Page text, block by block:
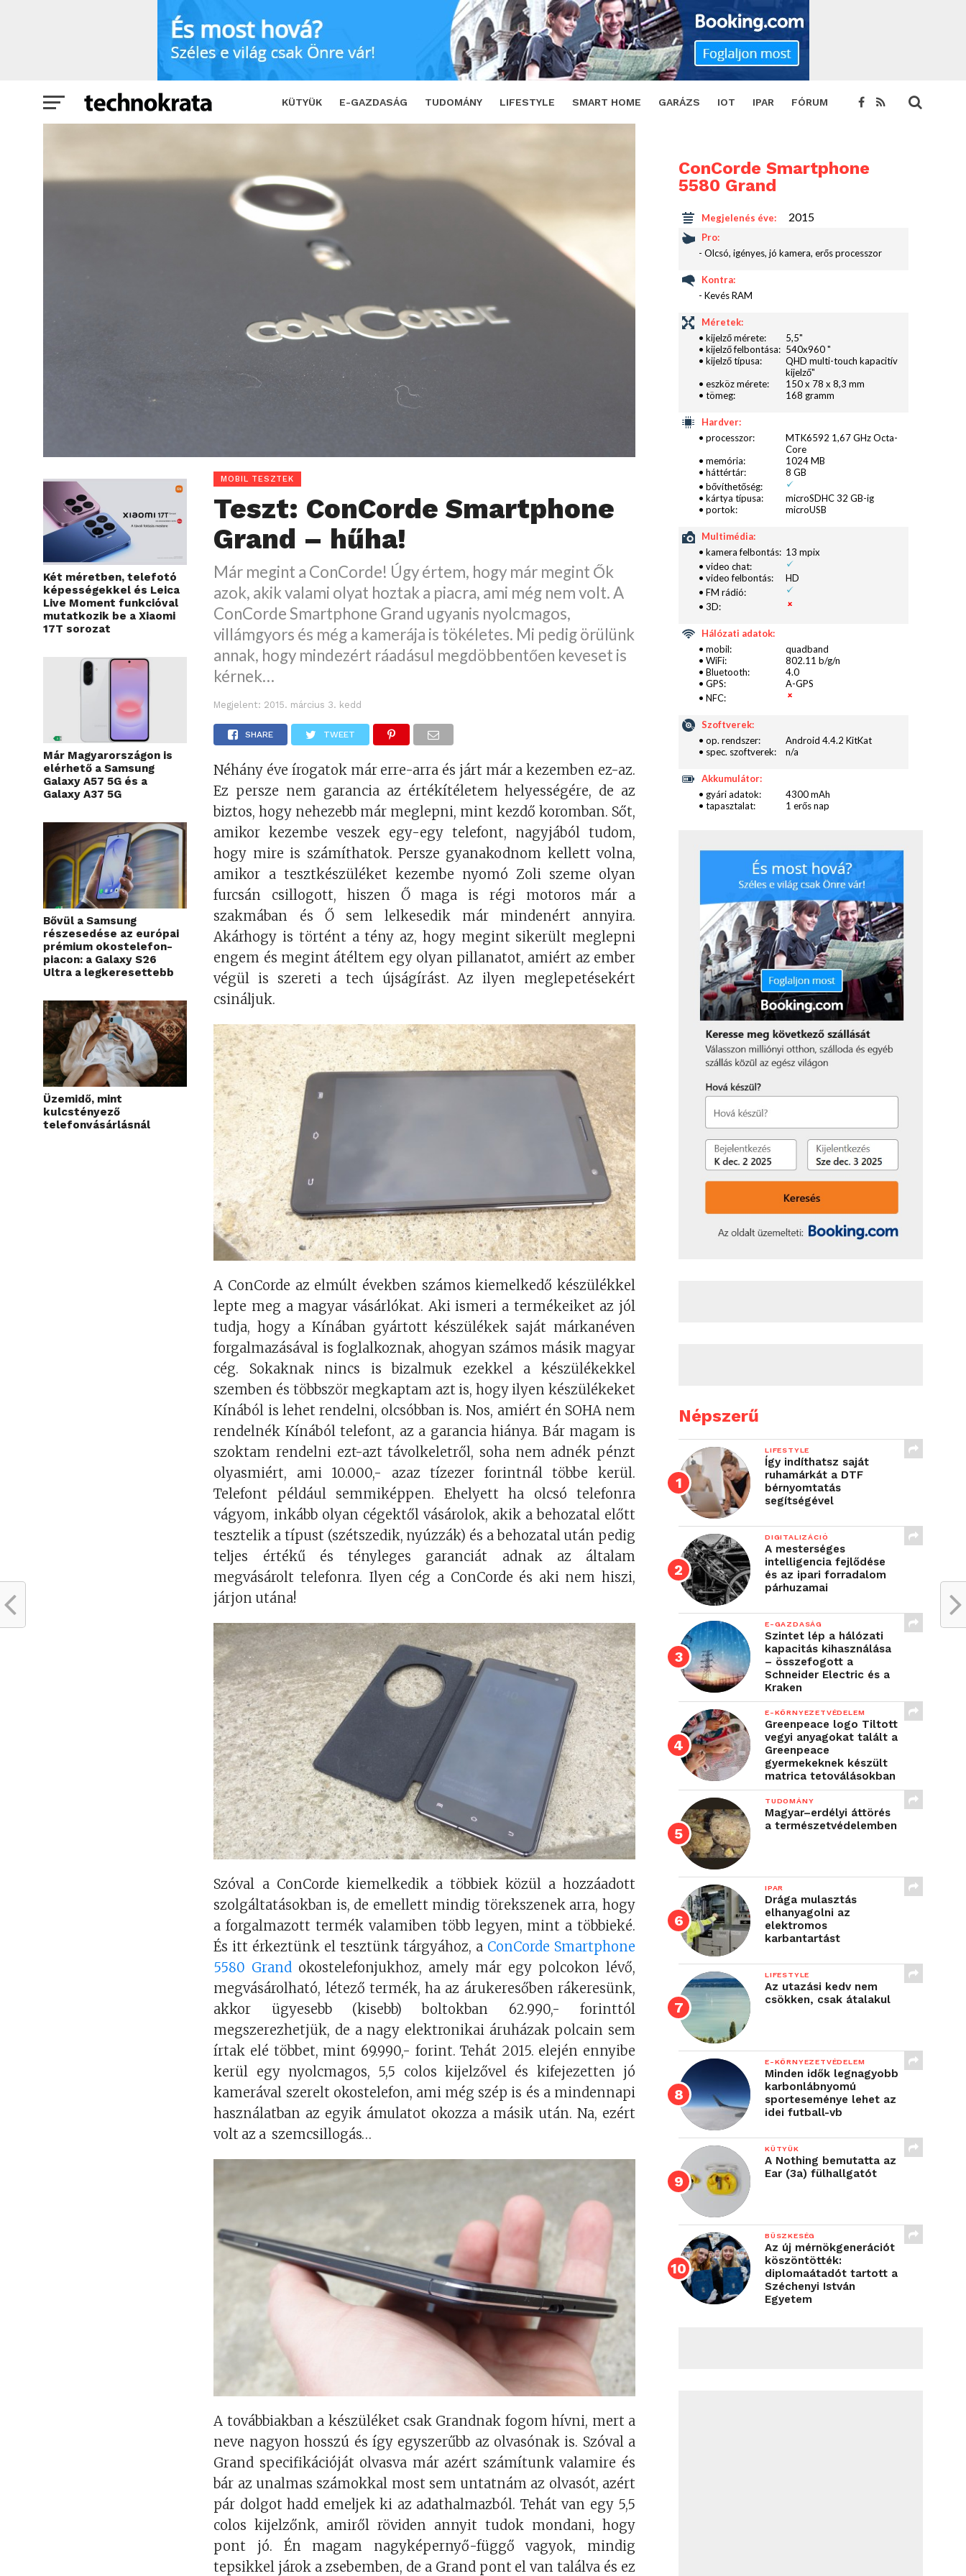
KÜTYÜK E-GAZDASÁG TUDOMÁNY LIFESTYLE SMART HOME GARÁZS IOT IPAR FÓRUM
Teszt: ConCorde Smartphone Grand – hűha! TWEET
Két méretben, telefotó
képességekkel és Leica
Live Moment funkcióval
mutatkozik be a Xiaomi
17T sorozat
Már Magyarországon is
elérhető a Samsung
Galaxy A57 5G és a
Galaxy A37 5G
Bővül a Samsung
részesedése az európai
prémium okostelefon-
piacon: a Galaxy S26
Ultra a legkeresettebb
Üzemidő, mint
kulcstényező
telefonvásárlásnál
MOBIL TESZTEK
Teszt: ConCorde Smartphone
Grand – hűha!
Már megint a ConCorde! Úgy értem, hogy már megint Ők
azok, akik valami olyat hoztak a piacra, ami még nem volt. A
ConCorde Smartphone Grand ugyanis nyolcmagos,
villámgyors és még a kamerája is tökéletes. Mi pedig örülünk
annak, hogy mindezért ráadásul megdöbbentően keveset is
kérnek…
Megjelent: 2015. március 3. kedd
SHARE TWEET
Néhány éve írogatok már erre-arra és járt már a kezemben ez-az.
Ez persze nem garancia az értékítéletem helyességére, de az
biztos, hogy nehezebb már meglepni, mint kezdő koromban. Sőt,
amikor kezembe veszek egy-egy telefont, nagyjából tudom,
hogy mire is számíthatok. Persze gyanakodnom kellett volna,
amikor a tesztkészüléket kezembe nyomó Zoli szeme olyan
furcsán csillogott, hiszen Ő maga is régi motoros már a
szakmában és Ő sem lelkesedik már mindenért annyira.
Akárhogy is történt a tény az, hogy megint sikerült meglepni
engem és megint átéltem egy olyan pillanatot, amiért az ember
végül is szereti a tech újságírást. Az ilyen meglepetésekért
csináljuk.
A ConCorde az elmúlt években számos kiemelkedő készülékkel
lepte meg a magyar vásárlókat. Aki ismeri a termékeiket az jól
tudja, hogy a Kínában gyártott készülékek saját márkanéven
forgalmazásával is foglalkoznak, ahogyan számos másik magyar
cég. Sokaknak nincs is bizalmuk ezekkel a készülékekkel
szemben és többször megkaptam azt is, hogy ilyen készülékeket
Kínából is lehet rendelni, olcsóbban is. Nos, amiért én SOHA nem
rendelnék Kínából telefont, az a garancia hiánya. Bár magam is
szoktam rendelni ezt-azt távolkeletről, soha nem adnék pénzt
olyasmiért, ami 10.000,- azaz tízezer forintnál többe kerül.
Telefont például semmiképpen. Ehelyett ha olcsó telefonra
vágyom, inkább olyan cégektől vásárolok, akik a behozatal előtt
tesztelik a típust (szétszedik, nyúzzák) és a behozatal után pedig
teljes értékű és tényleges garanciát adnak az általam
megvásárolt telefonra. Ilyen cég a ConCorde és aki nem hiszi,
járjon utána!
Szóval a ConCorde kiemelkedik a többiek közül a hozzáadott
szolgáltatásokban is, de emellett mindig törekszenek arra, hogy
a forgalmazott termék valamiben több legyen, mint a többieké.
És itt érkeztünk el tesztünk tárgyához, a ConCorde Smartphone
5580 Grand okostelefonjukhoz, amely már egy polcokon lévő,
megvásárolható, létező termék, ha az árukeresőben rákeresünk,
akkor ügyesebb (kisebb) boltokban 62.990,- forinttól
megszerezhetjük, de a nagy elektronikai áruházak polcain sem
írtak elé többet, mint 69.990,- forint. Tehát 2015. elején ennyibe
kerül egy nyolcmagos, 5,5 colos kijelzővel és kifejezetten jó
kamerával szerelt okostelefon, ami még szép is és a mindennapi
használatban az egyik ámulatot okozza a másik után. Na, ezért
volt az a szemcsillogás…
A továbbiakban a készüléket csak Grandnak fogom hívni, mert a
neve nagyon hosszú és így egyszerűbb az olvasónak is. Szóval a
Grand specifikációját olvasva már azért számítunk valamire és
bár az unalmas számokkal most sem untatnám az olvasót, azért
pár dolgot hadd emeljek ki az adathalmazból. Tehát van egy 5,5
colos kijelzőnk, amiről röviden annyit tudok mondani, hogy
pont jó. Én magam nagyképernyő-függő vagyok, mindig
tepsikkel járok a zsebemben, de a Grand pont el van találva és ez
ConCorde Smartphone
5580 Grand
Megjelenés éve: 2015
Pro:
- Olcsó, igényes, jó kamera, erős processzor
Kontra:
- Kevés RAM
Méretek:
• kijelző mérete:
5,5"
• kijelző felbontása: 540x960 "
• kijelző típusa:
QHD multi-touch kapacitív
kijelző"
• eszköz mérete:
150 x 78 x 8,3 mm
• tömeg:
168 gramm
Hardver:
• processzor:
MTK6592 1,67 GHz Octa-
Core
• memória:
1024 MB
• háttértár:
8 GB
• bővíthetőség:
• kártya típusa:
microSDHC 32 GB-ig
• portok:
microUSB
Multimédia:
• kamera felbontás: 13 mpix
• video chat:
• video felbontás:
HD
• FM rádió:
• 3D:
Hálózati adatok:
• mobil:
quadband
• WiFi:
802.11 b/g/n
• Bluetooth:
4.0
• GPS:
A-GPS
• NFC:
Szoftverek:
• op. rendszer:
Android 4.4.2 KitKat
• spec. szoftverek:
n/a
Akkumulátor:
• gyári adatok:
4300 mAh
• tapasztalat:
1 erős nap
Népszerű
LIFESTYLE
Így indíthatsz saját
ruhamárkát a DTF
bérnyomtatás
segítségével
DIGITALIZÁCIÓ
A mesterséges
intelligencia fejlődése
és az ipari forradalom
párhuzamai
E-GAZDASÁG
Szintet lép a hálózati
kapacitás kihasználása
– összefogott a
Schneider Electric és a
Kraken
E-KÖRNYEZETVÉDELEM
Greenpeace logo Tiltott
vegyi anyagokat talált a
Greenpeace
gyermekeknek készült
matrica tetoválásokban
TUDOMÁNY
Magyar–erdélyi áttörés
a természetvédelemben
IPAR
Drága mulasztás
elhanyagolni az
elektromos
karbantartást
LIFESTYLE
Az utazási kedv nem
csökken, csak átalakul
E-KÖRNYEZETVÉDELEM
Minden idők legnagyobb
karbonlábnyomú
sporteseménye lehet az
idei futball-vb
KÜTYÜK
A Nothing bemutatta az
Ear (3a) fülhallgatót
BÜSZKESÉG
Az új mérnökgenerációt
köszöntötték:
diplomaátadót tartott a
Széchenyi István
Egyetem